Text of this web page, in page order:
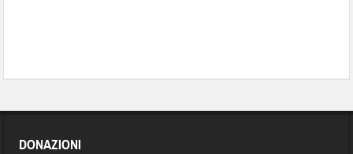
DONAZIONI